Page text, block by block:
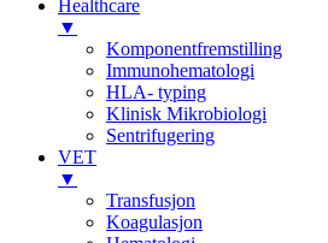
Healthcare
▼
Komponentfremstilling
Immunohematologi
HLA- typing
Klinisk Mikrobiologi
Sentrifugering
VET
▼
Transfusjon
Koagulasjon